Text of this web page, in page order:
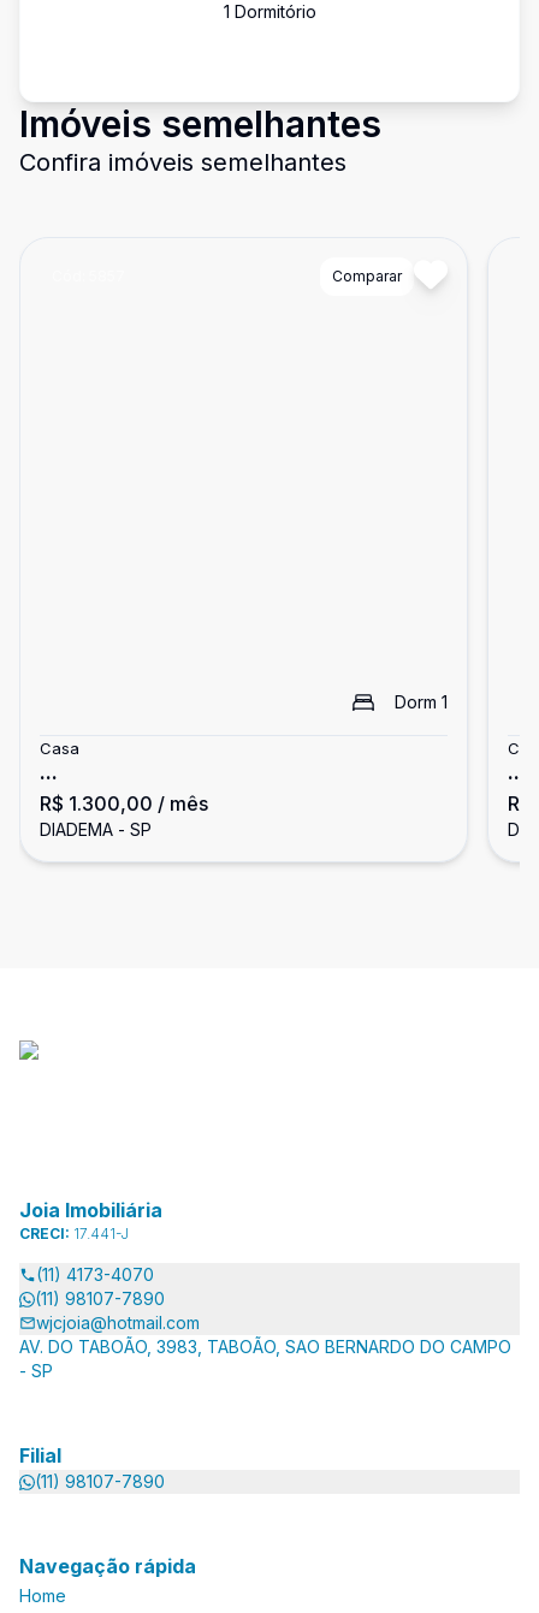
1 Dormitório
Imóveis semelhantes
Confira imóveis semelhantes
Comparar
Dorm 1
Casa
...
R$ 1.300,00 / mês
DIADEMA - SP
...
Joia Imobiliária
CRECI: 17.441-J
(11) 4173-4070
(11) 98107-7890
wjcjoia@hotmail.com
AV. DO TABOÃO, 3983, TABOÃO, SAO BERNARDO DO CAMPO
- SP
Filial
(11) 98107-7890
Navegação rápida
Home